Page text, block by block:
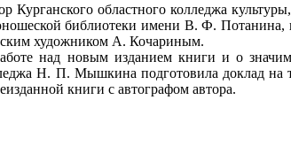
Курганского областного колледжа
библиотеки имени В. Ф.
художником А. Кочариным.
над новым изданием книги и о
Н. П. Мышкина подготовила доклад
книги с автографом автора.